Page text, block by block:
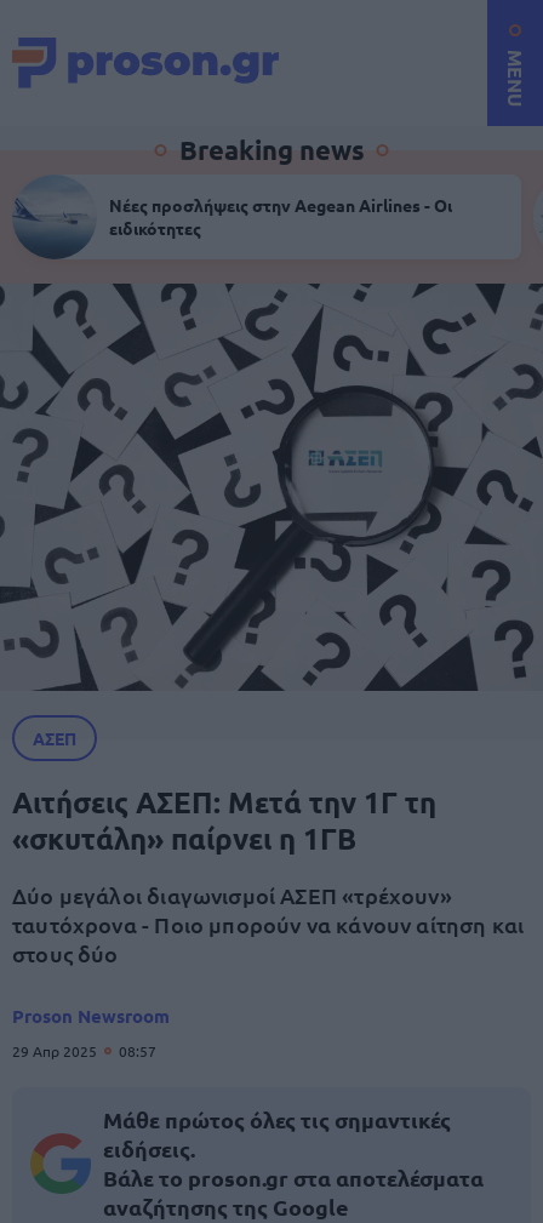
MENU
Breaking news
Νέες προσλήψεις στην Aegean Airlines - Οι
ειδικότητες
ΑΣΕΠ
Αιτήσεις ΑΣΕΠ: Μετά την 1Γ τη
«σκυτάλη» παίρνει η 1ΓΒ
Δύο μεγάλοι διαγωνισμοί ΑΣΕΠ «τρέχουν»
ταυτόχρονα - Ποιο μπορούν να κάνουν αίτηση και
στους δύο
Proson Newsroom
29 Απρ 2025 08:57
Μάθε πρώτος όλες τις σημαντικές
ειδήσεις.
Βάλε το proson.gr στα αποτελέσματα
αναζήτησης της Google